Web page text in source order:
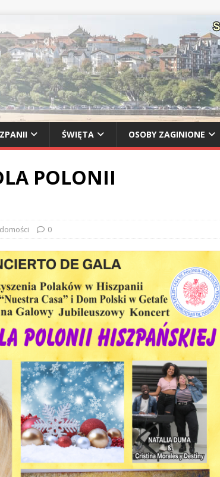
ŚWIĘTA OSOBY ZAGINIONE
POLONII
0